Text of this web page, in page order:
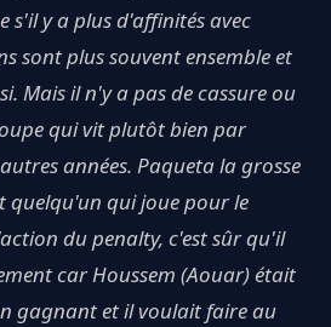
s'il y a plus d'affinités avec
sont plus souvent ensemble et
Mais il n'y a pas de cassure ou
qui vit plutôt bien par
années. Paqueta la grosse
quelqu'un qui joue pour le
du penalty, c'est sûr qu'il
car Houssem (Aouar) était
gagnant et il voulait faire au